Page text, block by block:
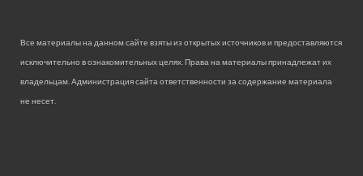
Все материалы на данном сайте взяты из открытых источников и предоставляются
исключительно в ознакомительных целях. Права на материалы принадлежат их
владельцам. Администрация сайта ответственности за содержание материала
не несет.